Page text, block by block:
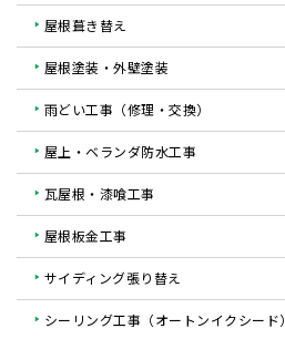
屋根葺き替え
屋根塗装・外壁塗装
雨どい工事（修理・交換）
屋上・ベランダ防水工事
瓦屋根・漆喰工事
屋根板金工事
サイディング張り替え
シーリング工事（オートンイクシード）